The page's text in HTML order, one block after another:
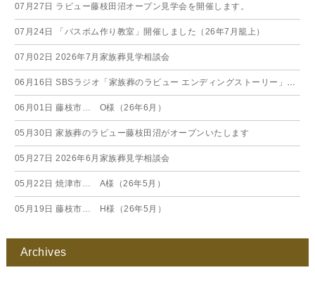
07月27日 ラビュー藤枝田沼オープン見学会を開催します。
07月24日 「バスボム作り教室」開催しました（26年7月籠上）
07月02日 2026年7月家族葬見学相談会
06月16日 SBSラジオ「家族葬のラビュー エンディングストーリー」に弊社スタッフが出演いたしました（26年6月）
06月01日 藤枝市… O様（26年6月）
05月30日 家族葬のラビュー藤枝田沼がオープンいたします
05月27日 2026年6月家族葬見学相談会
05月22日 焼津市… A様（26年5月）
05月19日 藤枝市… H様（26年5月）
Archives